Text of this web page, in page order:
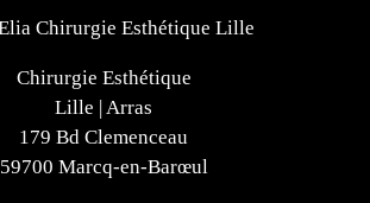
Chirurgie Esthétique
Lille | Arras
179 Bd Clemenceau
59700 Marcq-en-Barœul